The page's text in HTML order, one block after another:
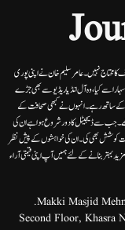
کا محتاج نہیں۔عامرسلیم خان نے اپنی پوری
سے کیا،وہ آل انڈیا ریڈیوسے بھی جڑے
کے ساتھ رہے۔ انہوں نے کبھی صحافت کے
جب سے ڈیجیٹل کا دور شروع ہوا ہے ان کی
کوشش بھی کی۔ ان کی خواہشوں کے پیش نظر
بنانے کے لئے ہمیں آپ اپنی قیمتی آراء
Makki Masjid
147/2, Second Floor,